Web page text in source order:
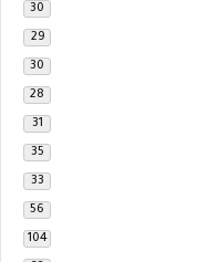
30
29
30
28
31
35
33
56
104